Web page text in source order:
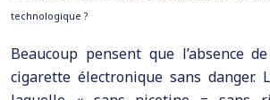
technologique ?
Beaucoup pensent que l’absence
cigarette électronique sans danger.